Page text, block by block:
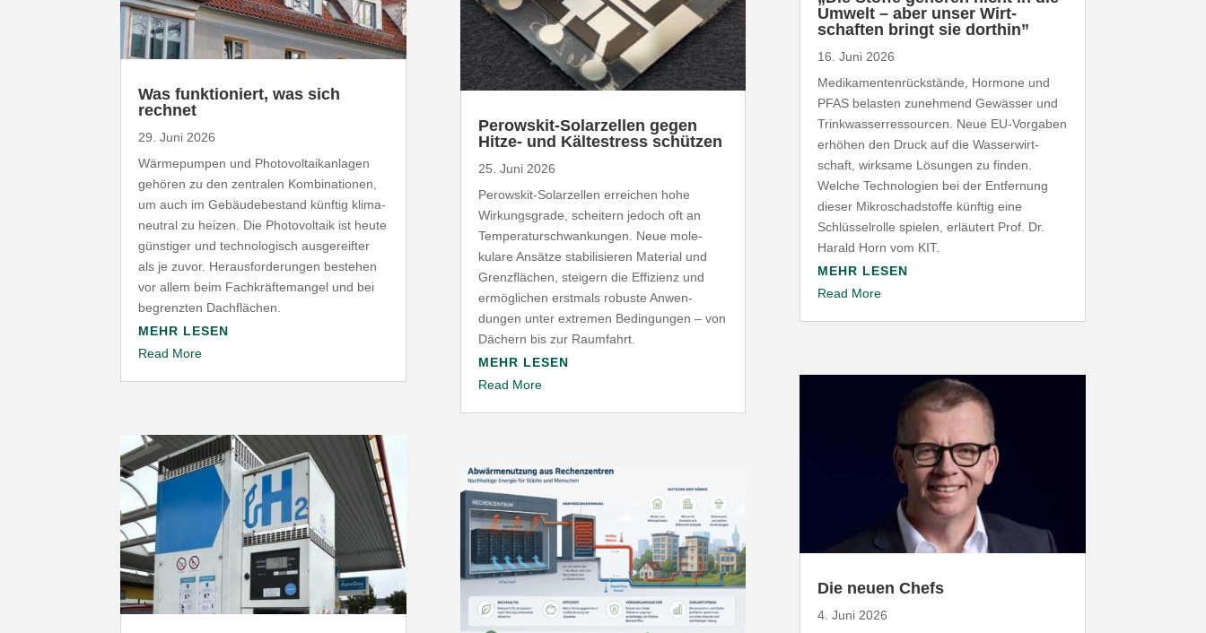
Was funk­tio­niert, was sich
rechnet
29. Juni 2026
Wärme­pumpen und Photo­vol­ta­ik­an­lagen
gehören zu den zentralen Kombi­na­tionen,
um auch im Gebäu­de­be­stand künftig klima­
neutral zu heizen. Die Photo­voltaik ist heute
günstiger und tech­no­lo­gisch ausge­reifter
als je zuvor. Heraus­for­de­rungen bestehen
vor allem beim Fach­kräf­te­mangel und bei
begrenzten Dachflächen.
MEHR LESEN
Read More
Perowskit-​Solarzellen gegen
Hitze- und Kälte­stress schützen
25. Juni 2026
Perowskit-​Solarzellen erreichen hohe
Wirkungs­grade, scheitern jedoch oft an
Tempe­ra­tur­schwan­kungen. Neue mole­
kulare Ansätze stabi­li­sieren Material und
Grenz­flächen, steigern die Effizienz und
ermög­lichen erstmals robuste Anwen­
dungen unter extremen Bedin­gungen – von
Dächern bis zur Raumfahrt.
MEHR LESEN
Read More
Umwelt – aber unser Wirt­
schaften bringt sie dorthin”
16. Juni 2026
Medi­ka­men­ten­rück­stände, Hormone und
PFASbelasten zunehmend Gewässer und
Trink­was­ser­res­sourcen. Neue EU-​Vorgaben
erhöhen den Druck auf die Wasser­wirt­
schaft, wirksame Lösungen zu finden.
Welche Tech­no­logien bei der Entfernung
dieser Mikro­schad­stoffe künftig eine
Schlüs­sel­rolle spielen, erläutert Prof. Dr.
Harald Horn vom KIT.
MEHR LESEN
Read More
Die neuen Chefs
4. Juni 2026